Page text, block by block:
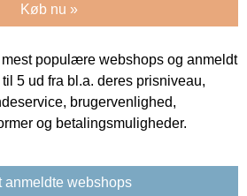
Køb nu »
populære webshops og anmeldt
5 ud fra bl.a. deres prisniveau,
brugervenlighed,
og betalingsmuligheder.
anmeldte webshops